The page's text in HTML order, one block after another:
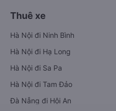
Thuê xe
Hà Nội đi Ninh Bình
Hà Nội đi Hạ Long
Hà Nội đi Sa Pa
Hà Nội đi Tam Đảo
Đà Nẵng đi Hội An